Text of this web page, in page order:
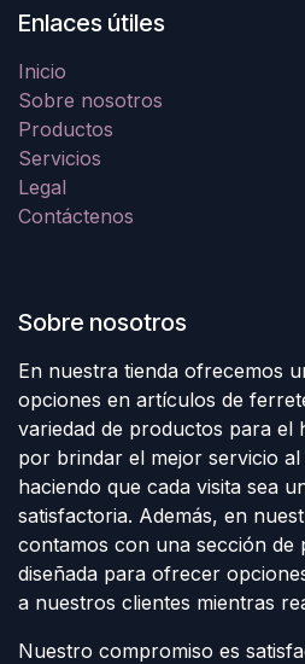
Enlaces útiles
Inicio
Sobre nosotros
Productos
Servicios
Legal
Contáctenos
Sobre nosotros
En nuestra tienda ofrecemos
opciones en artículos de
variedad de productos para el
por brindar el mejor servicio
haciendo que cada visita sea
satisfactoria. Además, en
contamos con una sección de
diseñada para ofrecer
a nuestros clientes mientras
Nuestro compromiso es